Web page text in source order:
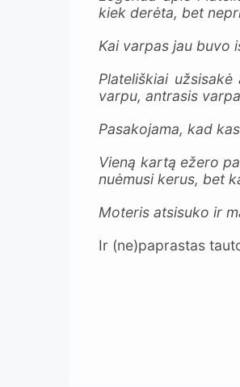
kiek derėta, bet
Kai varpas jau buvo
Plateliškiai
varpu, antrasis
Pasakojama, kad
Vieną kartą ežero
nuėmusi kerus, bet
Moteris atsisuko ir
Ir (ne)paprastas